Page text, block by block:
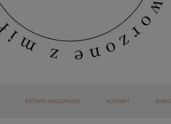
KRÓWKI REKLAMOWE KONTAKT O NAS